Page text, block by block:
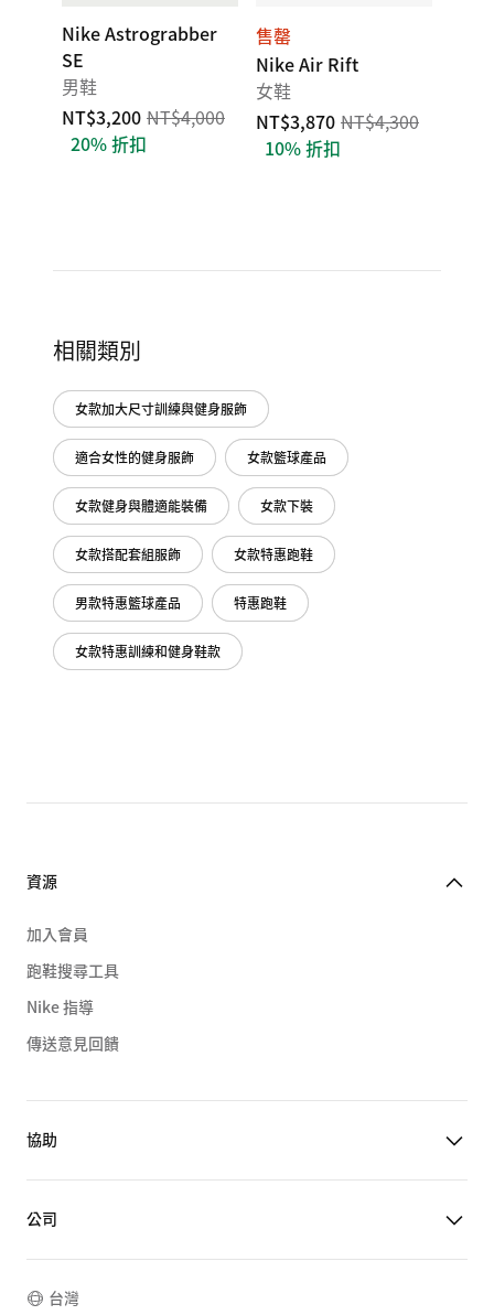
Nike Astrograbber
SE
男鞋
NT$3,200 NT$4,000
20% 折扣
售罄
Nike Air Rift
女鞋
NT$3,870 NT$4,300
10% 折扣
相關類別
女款加大尺寸訓練與健身服飾
適合女性的健身服飾 女款籃球產品
女款健身與體適能裝備 女款下裝
女款搭配套組服飾 女款特惠跑鞋
男款特惠籃球產品 特惠跑鞋
女款特惠訓練和健身鞋款
資源
加入會員
跑鞋搜尋工具
Nike 指導
傳送意見回饋
協助
公司
台灣